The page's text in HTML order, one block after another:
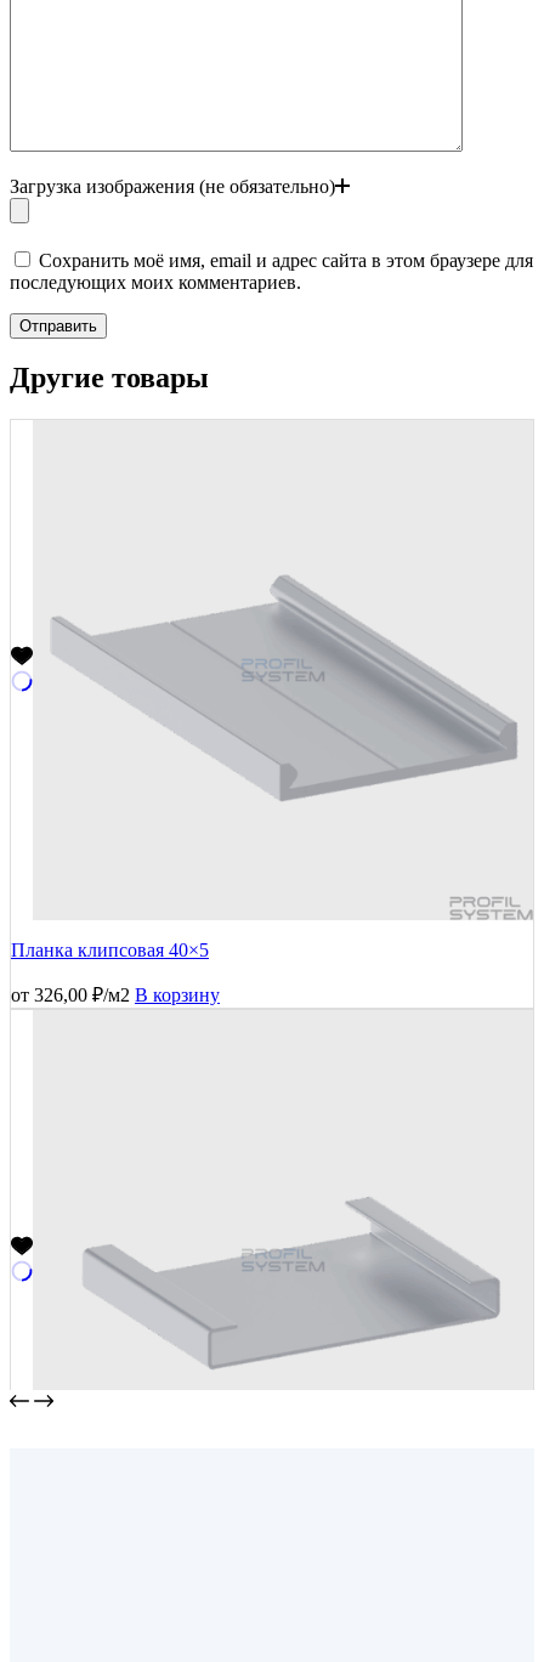
Загрузка изображения (не обязательно)
Сохранить моё имя, email и адрес сайта в этом браузере для
последующих моих комментариев.
Отправить
Другие товары
Планка клипсовая 40×5
от 326,00 ₽/м2 В корзину